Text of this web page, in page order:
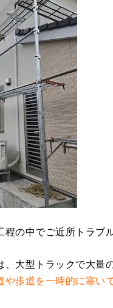
程の中でご近所トラブ
大型トラックで大量
や歩道を一時的に塞い